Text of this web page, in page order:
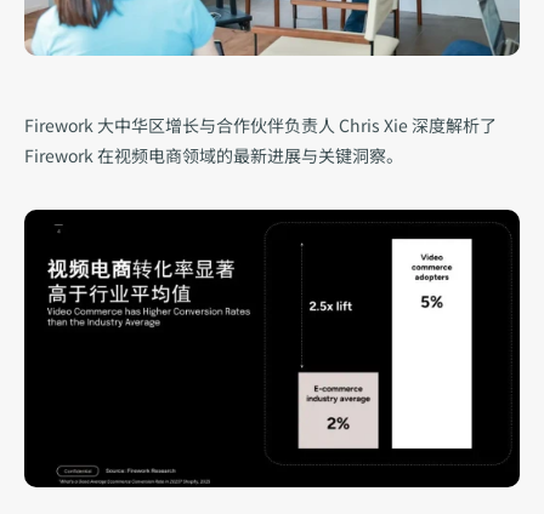
Firework 大中华区增长与合作伙伴负责人 Chris Xie 深度解析了
Firework 在视频电商领域的最新进展与关键洞察。